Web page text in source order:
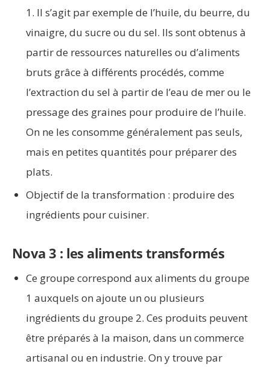
1. Il s’agit par exemple de l’huile, du beurre, du
vinaigre, du sucre ou du sel. Ils sont obtenus à
partir de ressources naturelles ou d’aliments
bruts grâce à différents procédés, comme
l’extraction du sel à partir de l’eau de mer ou le
pressage des graines pour produire de l’huile.
On ne les consomme généralement pas seuls,
mais en petites quantités pour préparer des
plats.
Objectif de la transformation : produire des
ingrédients pour cuisiner.
Nova 3 : les aliments transformés
Ce groupe correspond aux aliments du groupe
1 auxquels on ajoute un ou plusieurs
ingrédients du groupe 2. Ces produits peuvent
être préparés à la maison, dans un commerce
artisanal ou en industrie. On y trouve par